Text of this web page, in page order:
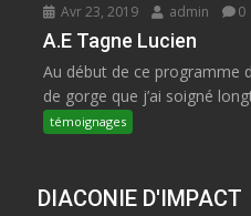
Avr 23, 2019 admin 0
A.E Tagne Lucien
Au début de ce programme
de gorge que j’ai soigné
témoignages
DIACONIE D'IMPACT